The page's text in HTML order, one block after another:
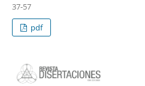
37-57
pdf